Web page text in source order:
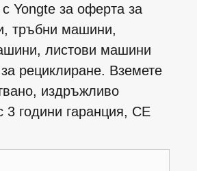
Yongte за оферта за
тръбни машини,
листови машини
рециклиране. Вземете
издръжливо
3 години гаранция, CE